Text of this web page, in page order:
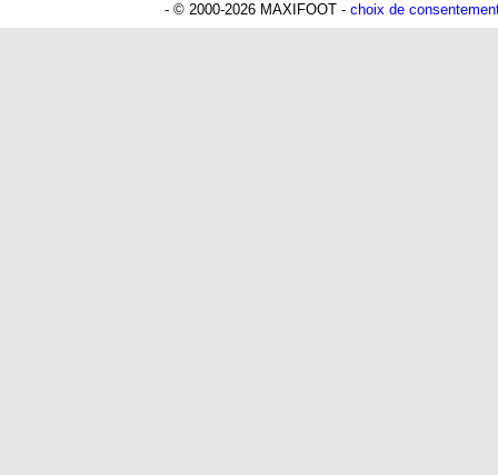
- © 2000-2026 MAXIFOOT - choix de